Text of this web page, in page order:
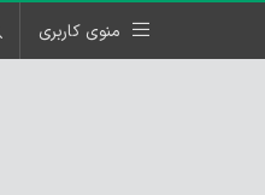
منوی کاربری